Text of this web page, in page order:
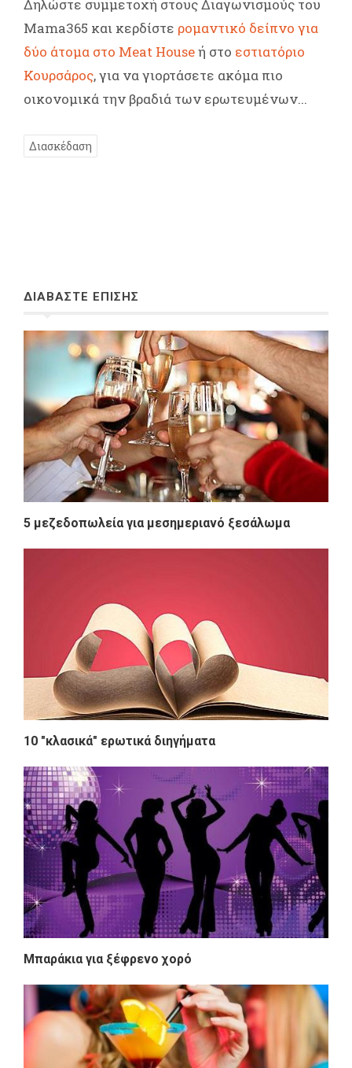
Δηλώστε συμμετοχή στους Διαγωνισμούς του
Mama365 και κερδίστε ρομαντικό δείπνο για
δύο άτομα στο Meat Houseή στο εστιατόριο
Κουρσάρος, για να γιορτάσετε ακόμα πιο
οικονομικά την βραδιά των ερωτευμένων...
Διασκέδαση
ΔΙΑΒΑΣΤΕ ΕΠΙΣΗΣ
5 μεζεδοπωλεία για μεσημεριανό ξεσάλωμα
10 "κλασικά" ερωτικά διηγήματα
Μπαράκια για ξέφρενο χορό